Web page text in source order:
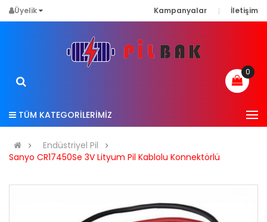
Üyelik Kampanyalar İletişim
0
TÜM KATEGORİLERİMİZ
Endüstriyel Pil
Sanyo CR17450Se 3V Lityum Pil Kablolu Konnektörlü